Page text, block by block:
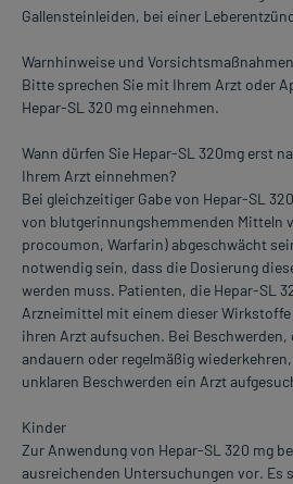
Gallensteinleiden, bei einer
Warnhinweise und Vorsichtsmaßnahmen
Bitte sprechen Sie mit Ihrem Arzt oder
Hepar-SL 320 mg einnehmen.
Wann dürfen Sie Hepar-SL 320mg erst
Ihrem Arzt einnehmen?
Bei gleichzeitiger Gabe von Hepar-SL
von blutgerinnungshemmenden Mitteln
procoumon, Warfarin) abgeschwächt
notwendig sein, dass die Dosierung
werden muss. Patienten, die Hepar-SL
Arzneimittel mit einem dieser
ihren Arzt aufsuchen. Bei Beschwerden,
andauern oder regelmäßig
unklaren Beschwerden ein Arzt
Kinder
Zur Anwendung von Hepar-SL 320 mg
ausreichenden Untersuchungen vor. Es